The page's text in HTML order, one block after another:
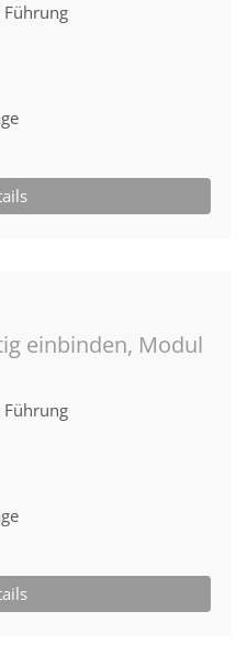
Führung
einbinden, Modul
Führung